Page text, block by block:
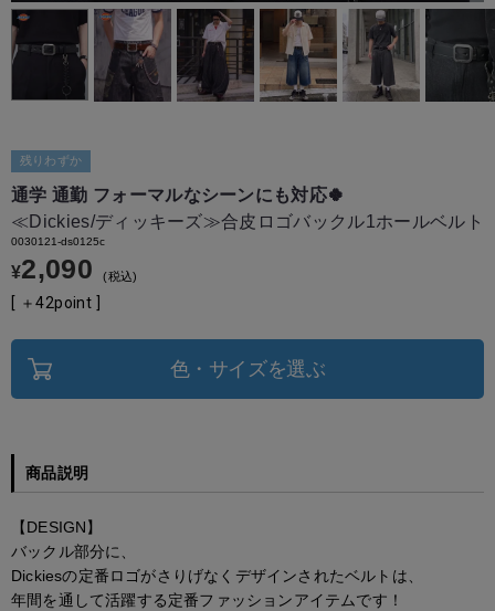
残りわずか
通学 通勤 フォーマルなシーンにも対応🍀
≪Dickies/ディッキーズ≫合皮ロゴバックル1ホールベルト
0030121-ds0125c
¥2,090 税込
[ ＋42point ]
色・サイズを選ぶ
商品説明
【DESIGN】
バックル部分に、
Dickiesの定番ロゴがさりげなくデザインされたベルトは、
年間を通して活躍する定番ファッションアイテムです！